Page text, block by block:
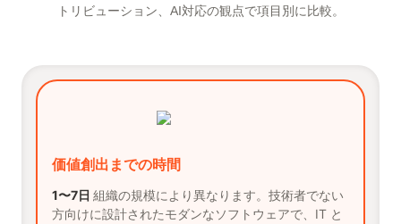
トリビューション、AI対応の観点で項目別に比較。
価値創出までの時間
1〜7日 組織の規模により異なります。技術者でない
方向けに設計されたモダンなソフトウェアで、IT と